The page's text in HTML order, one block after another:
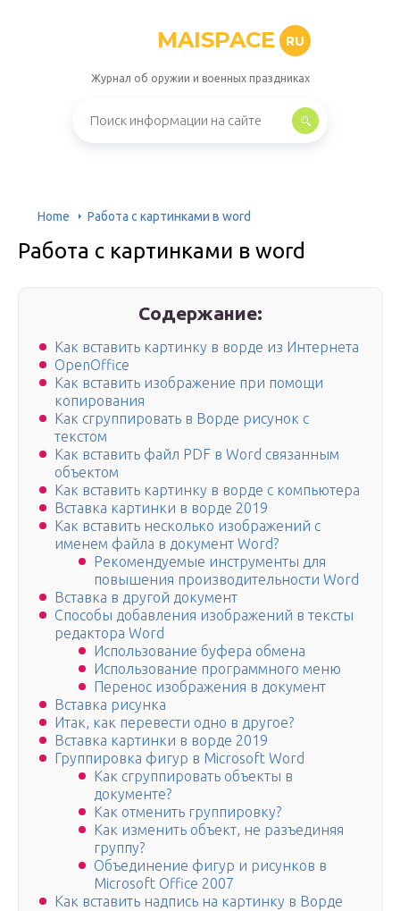
MAISPACE RU
Журнал об оружии и военных праздниках
Home Работа с картинками в word
Работа с картинками в word
Содержание:
Как вставить картинку в ворде из Интернета
OpenOffice
Как вставить изображение при помощи
копирования
Как сгруппировать в Ворде рисунок с
текстом
Как вставить файл PDF в Word связанным
объектом
Как вставить картинку в ворде с компьютера
Вставка картинки в ворде 2019
Как вставить несколько изображений с
именем файла в документ Word?
Рекомендуемые инструменты для
повышения производительности Word
Вставка в другой документ
Способы добавления изображений в тексты
редактора Word
Использование буфера обмена
Использование программного меню
Перенос изображения в документ
Вставка рисунка
Итак, как перевести одно в другое?
Вставка картинки в ворде 2019
Группировка фигур в Microsoft Word
Как сгруппировать объекты в
документе?
Как отменить группировку?
Как изменить объект, не разъединяя
группу?
Объединение фигур и рисунков в
Microsoft Office 2007
Как вставить надпись на картинку в Ворде